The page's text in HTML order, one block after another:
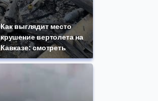
Как выглядит место
крушение вертолета на
Кавказе: смотреть